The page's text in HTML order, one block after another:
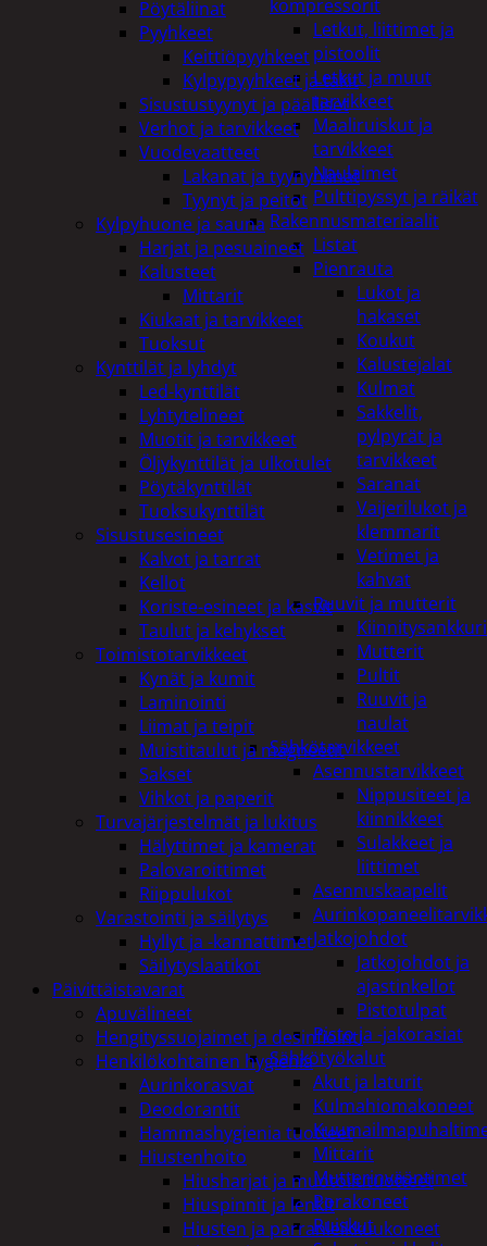
kompressorit
Letkut, liittimet ja
pistoolit
Letkut ja muut
tarvikkeet
Maaliruiskut ja
tarvikkeet
Naulaimet
Pulttipyssyt ja räikät
Rakennusmateriaalit
Listat
Pienrauta
Lukot ja
hakaset
Koukut
Kalustejalat
Kulmat
Sakkelit,
pylpyrät ja
tarvikkeet
Saranat
Vaijerilukot ja
klemmarit
Vetimet ja
kahvat
Ruuvit ja mutterit
Mutterit
Pultit
Ruuvit ja
naulat
Sähkötarvikkeet
Asennustarvikkeet
Nippusiteet ja
kiinnikkeet
Sulakkeet ja
liittimet
Asennuskaapelit
Jatkojohdot
Jatkojohdot ja
ajastinkellot
Pistotulpat
Pisto ja -jakorasiat
Sähkötyökalut
Akut ja laturit
Kulmahiomakoneet
Mittarit
Mutterinvääntimet
Porakoneet
Ruiskut
Pöytäliinat
Pyyhkeet
Keittiöpyyhkeet
Kylpypyyhkeet ja takit
Sisustustyynyt ja päälliset
Verhot ja tarvikkeet
Vuodevaatteet
Lakanat ja tyynynlinat
Tyynyt ja peitot
Kylpyhuone ja sauna
Harjat ja pesuaineet
Kalusteet
Mittarit
Kiukaat ja tarvikkeet
Tuoksut
Kynttilät ja lyhdyt
Led-kynttilät
Lyhtytelineet
Muotit ja tarvikkeet
Öljykynttilät ja ulkotulet
Pöytäkynttilät
Tuoksukynttilät
Sisustusesineet
Kalvot ja tarrat
Kellot
Koriste-esineet ja kasvit
Taulut ja kehykset
Toimistotarvikkeet
Kynät ja kumit
Laminointi
Liimat ja teipit
Muistitaulut ja magneetit
Sakset
Vihkot ja paperit
Turvajärjestelmät ja lukitus
Hälyttimet ja kamerat
Palovaroittimet
Riippulukot
Varastointi ja säilytys
Hyllyt ja -kannattimet
Säilytyslaatikot
Päivittäistavarat
Apuvälineet
Hengityssuojaimet ja desinfiointi
Henkilökohtainen hygienia
Aurinkorasvat
Deodorantit
Hammashygienia tuotteet
Hiustenhoito
Hiusharjat ja muotoilutuotteet
Hiuspinnit ja lenkit
Hiusten ja parranleikkuukoneet